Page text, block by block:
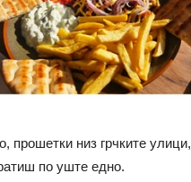
прошетки низ грчките улици,
по уште едно.